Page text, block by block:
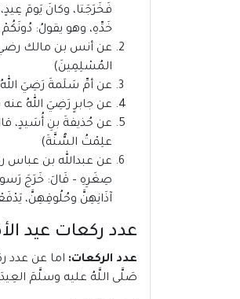
فَخَرَجَتا، وكانَ يَومَ
خَدِّهِ، وهو يقولُ:
عن أنس بن مالك رضي
المُسْلِمِينَ)
عن أمِّ سَلَمةَ رَضِيَ
عن جابرٍ رَضِيَ اللهُ
عن حُذيفةَ بنِ أُسَيدٍ،
علِمْتُ السُّنَّةَ)
عن عبدالله بن عباس
صِغَرِهِ – قَالَ: خَرَجَ
آذَانِهِنَّ وحُلُوقِهِنَّ،
عدد ركعات عيد
عدد الركعات: اما عن عدد
صَلَّى اللَّهُ عليه وسلَّمَ